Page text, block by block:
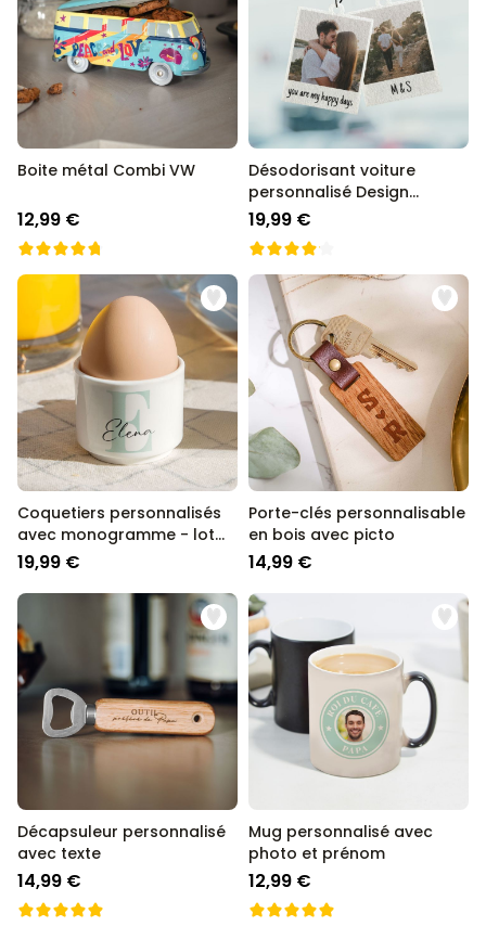
Boite métal Combi VW
12,99 €
Désodorisant voiture
personnalisé Design
Polaroïd - Lot de 2
19,99 €
Coquetiers personnalisés
avec monogramme - lot
de 2
19,99 €
Porte-clés personnalisable
en bois avec picto
14,99 €
Décapsuleur personnalisé
avec texte
14,99 €
Mug personnalisé avec
photo et prénom
12,99 €